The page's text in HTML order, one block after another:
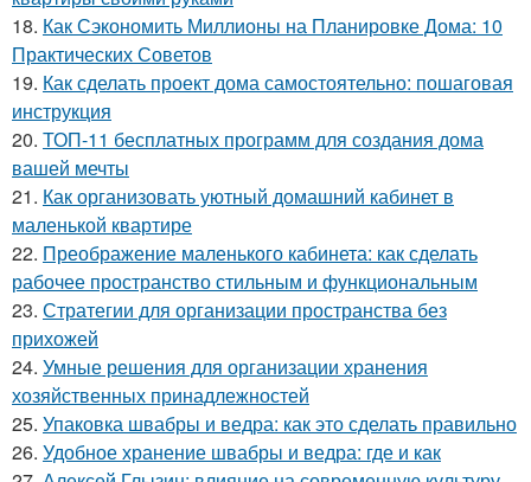
18. Как Сэкономить Миллионы на Планировке Дома: 10
Практических Советов
19. Как сделать проект дома самостоятельно: пошаговая
инструкция
20. ТОП-11 бесплатных программ для создания дома
вашей мечты
21. Как организовать уютный домашний кабинет в
маленькой квартире
22. Преображение маленького кабинета: как сделать
рабочее пространство стильным и функциональным
23. Стратегии для организации пространства без
прихожей
24. Умные решения для организации хранения
хозяйственных принадлежностей
25. Упаковка швабры и ведра: как это сделать правильно
26. Удобное хранение швабры и ведра: где и как